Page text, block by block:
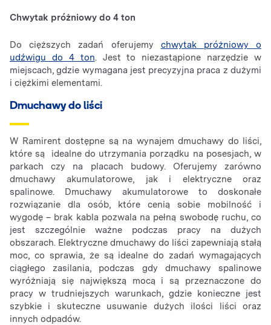
Chwytak próżniowy do 4 ton
Do cięższych zadań oferujemy chwytak próżniowy o
udźwigu do 4 ton. Jest to niezastąpione narzędzie w
miejscach, gdzie wymagana jest precyzyjna praca z dużymi
i ciężkimi elementami.
Dmuchawy do liści
W Ramirent dostępne są na wynajem dmuchawy do liści,
które są idealne do utrzymania porządku na posesjach, w
parkach czy na placach budowy. Oferujemy zarówno
dmuchawy akumulatorowe, jak i elektryczne oraz
spalinowe. Dmuchawy akumulatorowe to doskonałe
rozwiązanie dla osób, które cenią sobie mobilność i
wygodę – brak kabla pozwala na pełną swobodę ruchu, co
jest szczególnie ważne podczas pracy na dużych
obszarach. Elektryczne dmuchawy do liści zapewniają stałą
moc, co sprawia, że są idealne do zadań wymagających
ciągłego zasilania, podczas gdy dmuchawy spalinowe
wyróżniają się największą mocą i są przeznaczone do
pracy w trudniejszych warunkach, gdzie konieczne jest
szybkie i skuteczne usuwanie dużych ilości liści oraz
innych odpadów.